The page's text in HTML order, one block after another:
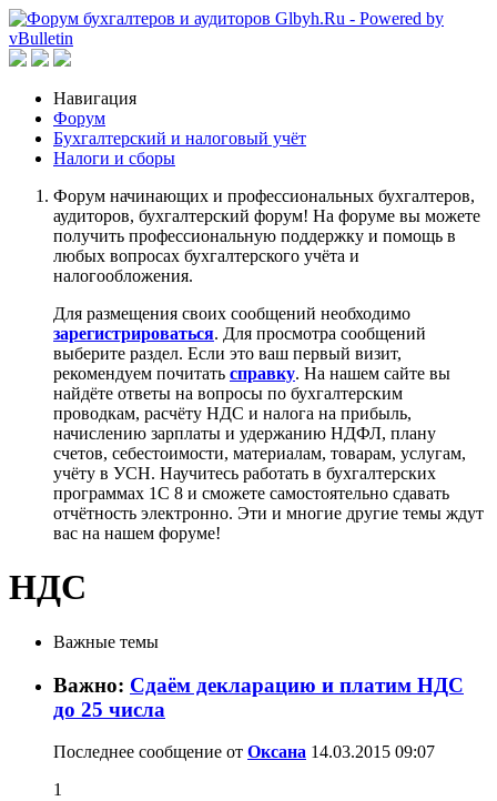
Навигация
Форум
Бухгалтерский и налоговый учёт
Налоги и сборы
Форум начинающих и профессиональных бухгалтеров,
аудиторов, бухгалтерский форум! На форуме вы можете
получить профессиональную поддержку и помощь в
любых вопросах бухгалтерского учёта и
налогообложения.
Для размещения своих сообщений необходимо
зарегистрироваться. Для просмотра сообщений
выберите раздел. Если это ваш первый визит,
рекомендуем почитать справку. На нашем сайте вы
найдёте ответы на вопросы по бухгалтерским
проводкам, расчёту НДС и налога на прибыль,
начислению зарплаты и удержанию НДФЛ, плану
счетов, себестоимости, материалам, товарам, услугам,
учёту в УСН. Научитесь работать в бухгалтерских
программах 1С 8 и сможете самостоятельно сдавать
отчётность электронно. Эти и многие другие темы ждут
вас на нашем форуме!
НДС
Важные темы
Важно: Сдаём декларацию и платим НДС
до 25 числа
Последнее сообщение от Оксана 14.03.2015 09:07
1